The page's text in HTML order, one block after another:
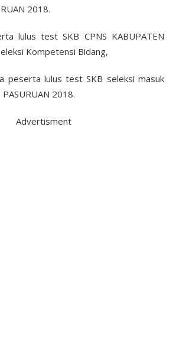
2018.
lulus test SKB CPNS KABUPATEN
Kompetensi Bidang,
peserta lulus test SKB seleksi masuk
2018.
Advertisment